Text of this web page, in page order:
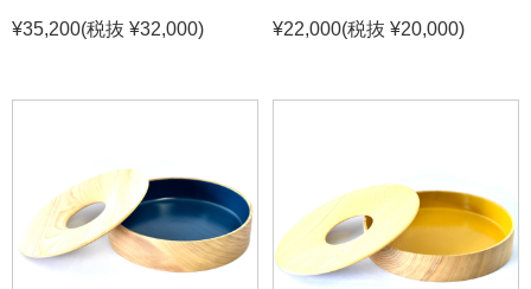
¥35,200(税抜 ¥32,000)
¥22,000(税抜 ¥20,000)